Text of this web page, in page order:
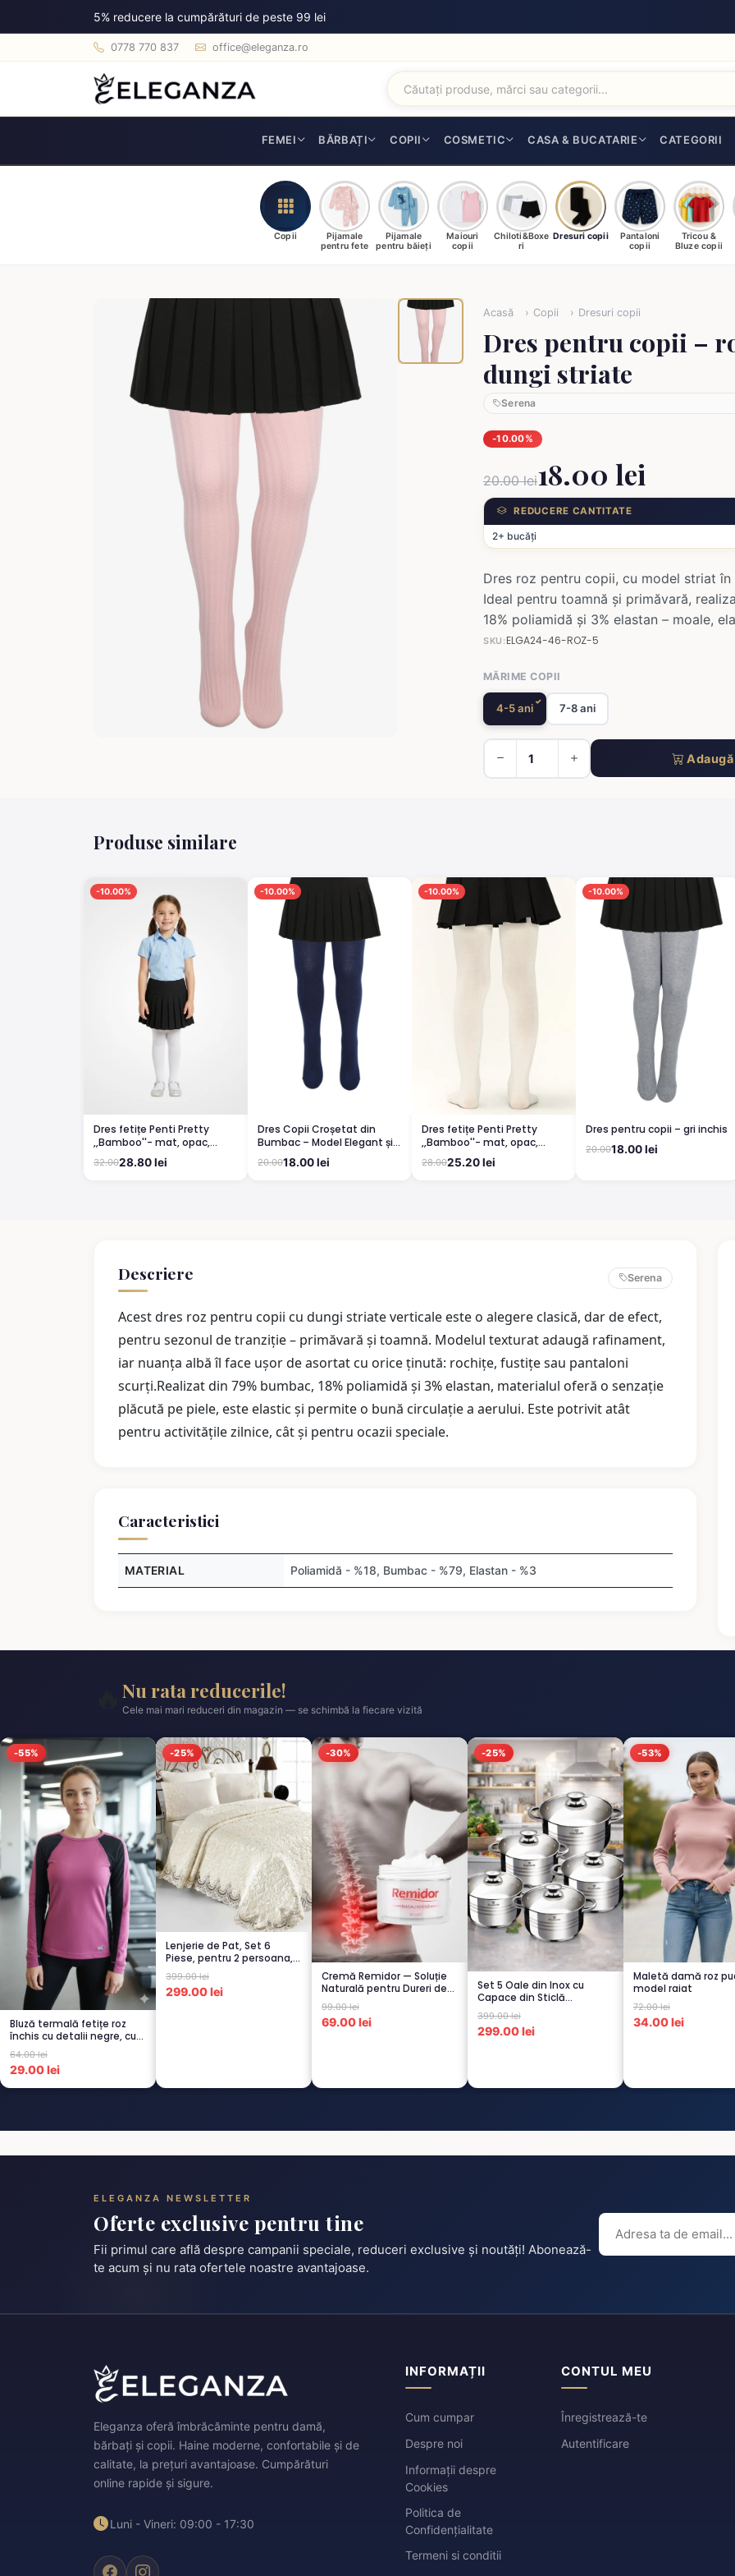
5% reducere la cumpărături de peste 99 lei
0778 770 837 office@eleganza.ro
FEMEI BĂRBAȚI COPII COSMETIC CASA & BUCATARIE CATEGORII
Copii
Pijamale
pentru fete
Pijamale
pentru băieți
Maiouri
copii
Chiloti&Boxe
ri
Dresuri copii
Pantaloni
copii
Tricou &
Bluze copii
Acasă Copii Dresuri copii
Dres pentru copii –
dungi striate
Serena
-10.00%
20.00 lei18.00 lei
REDUCERE CANTITATE
2+ bucăți
Dres roz pentru copii, cu model striat
Ideal pentru toamnă și primăvară,
18% poliamidă și 3% elastan – moale,
SKU:ELGA24-46-ROZ-5
MĂRIME COPII
4-5 ani 7-8 ani
Produse similare
-10.00%
Dres fetițe Penti Pretty
,,Bamboo''- mat, opac,
culoare alb
32.0028.80 lei
-10.00%
Dres Copii Croșetat din
Bumbac – Model Elegant și
Confortabil BLUMARIN
20.0018.00 lei
-10.00%
Dres fetițe Penti Pretty
,,Bamboo''- mat, opac,
culoare vanilie
28.0025.20 lei
-10.00%
Dres pentru copii – gri inchis
20.0018.00 lei
Descriere Serena
Acest dres roz pentru copii cu dungi striate verticale este o alegere clasică, dar de efect,
pentru sezonul de tranziție – primăvară și toamnă. Modelul texturat adaugă rafinament,
iar nuanța albă îl face ușor de asortat cu orice ținută: rochițe, fustițe sau pantaloni
scurți.Realizat din 79% bumbac, 18% poliamidă și 3% elastan, materialul oferă o senzație
plăcută pe piele, este elastic și permite o bună circulație a aerului. Este potrivit atât
pentru activitățile zilnice, cât și pentru ocazii speciale.
Caracteristici
MATERIAL Poliamidă - %18, Bumbac - %79, Elastan - %3
Nu rata reducerile!
Cele mai mari reduceri din magazin — se schimbă la fiecare vizită
-55%
Bluză termală fetițe roz
închis cu detalii negre, cu
pu...
64.00 lei
29.00 lei
-25%
Lenjerie de Pat, Set 6
Piese, pentru 2 persoana,
CREM-4...
399.00 lei
299.00 lei
-30%
Cremă Remidor — Soluție
Naturală pentru Dureri de
Spate...
99.00 lei
69.00 lei
-25%
Set 5 Oale din Inox cu
Capace din Sticlă
Termorezistent...
399.00 lei
299.00 lei
-53%
Maletă damă roz
model raiat
72.00 lei
34.00 lei
ELEGANZA NEWSLETTER
Oferte exclusive pentru tine
Fii primul care află despre campanii speciale, reduceri exclusive și noutăți! Abonează-
te acum și nu rata ofertele noastre avantajoase.
Eleganza oferă îmbrăcăminte pentru damă,
bărbați și copii. Haine moderne, confortabile și de
calitate, la prețuri avantajoase. Cumpărături
online rapide și sigure.
Luni - Vineri: 09:00 - 17:30
INFORMAȚII
Cum cumpar
Despre noi
Informații despre
Cookies
Politica de
Confidențialitate
Termeni si conditii
CONTUL MEU
Înregistrează-te
Autentificare